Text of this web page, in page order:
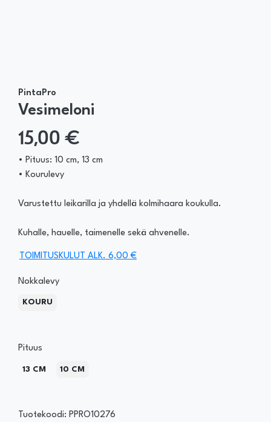
PintaPro
Vesimeloni
15,00 €
• Pituus: 10 cm, 13 cm
• Kourulevy
Varustettu leikarilla ja yhdellä kolmihaara koukulla.
Kuhalle, hauelle, taimenelle sekä ahvenelle.
TOIMITUSKULUT ALK. 6,00 €
Nokkalevy
KOURU
Pituus
13 CM 10 CM
Tuotekoodi: PPRO10276